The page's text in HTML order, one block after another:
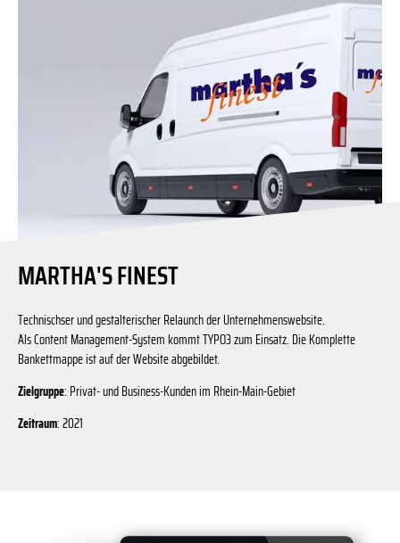
MARTHA'S FINEST
Technischser und gestalterischer Relaunch der Unternehmenswebsite.
Als Content Management-System kommt TYPO3 zum Einsatz. Die Komplette
Bankettmappe ist auf der Website abgebildet.
Zielgruppe: Privat- und Business-Kunden im Rhein-Main-Gebiet
Zeitraum: 2021